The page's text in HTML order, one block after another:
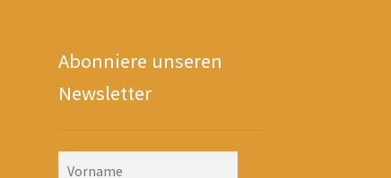
Abonniere unseren
Newsletter